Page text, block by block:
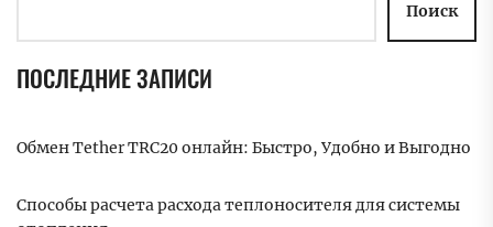
Поиск
ПОСЛЕДНИЕ ЗАПИСИ
Обмен Tether TRC20 онлайн: Быстро, Удобно и Выгодно
Способы расчета расхода теплоносителя для системы